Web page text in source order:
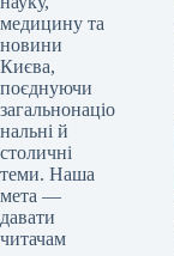
медицину та
новини
Києва,
поєднуючи
загальнонаціо
нальні й
столичні
теми. Наша
мета —
давати
читачам